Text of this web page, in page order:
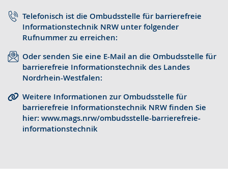
Telefonisch ist die Ombudsstelle für barrierefreie
Informationstechnik NRW unter folgender
Rufnummer zu erreichen:
Oder senden Sie eine E-Mail an die Ombudsstelle für
barrierefreie Informationstechnik des Landes
Nordrhein-Westfalen:
Weitere Informationen zur Ombudsstelle für
barrierefreie Informationstechnik NRW finden Sie
hier: www.mags.nrw/ombudsstelle-barrierefreie-
informationstechnik
e
w
c
e
t
e
s
t
.
e
r
e
r
p